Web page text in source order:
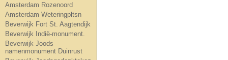
Amsterdam Rozenoord
Amsterdam Weteringpltsn
Beverwijk Fort St. Aagtendijk
Beverwijk Indië-monument.
Beverwijk Joods
namenmonument Duinrust